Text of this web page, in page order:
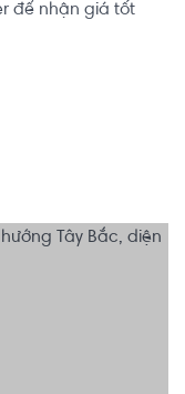
để nhận giá tốt